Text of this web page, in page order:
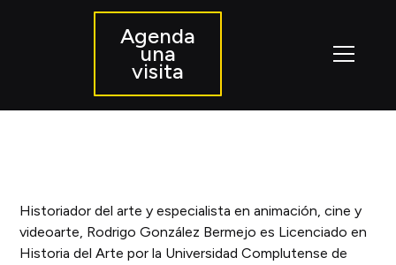
Agenda
una
visita
Historiador del arte y especialista en animación, cine y
videoarte, Rodrigo González Bermejo es Licenciado en
Historia del Arte por la Universidad Complutense de